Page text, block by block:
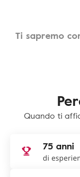
Ti sapremo
Quando ti
75 anni
di